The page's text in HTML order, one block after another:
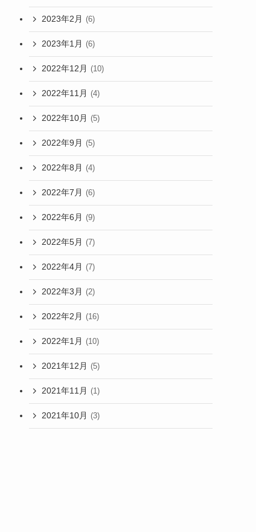
2023年2月 (6)
2023年1月 (6)
2022年12月 (10)
2022年11月 (4)
2022年10月 (5)
2022年9月 (5)
2022年8月 (4)
2022年7月 (6)
2022年6月 (9)
2022年5月 (7)
2022年4月 (7)
2022年3月 (2)
2022年2月 (16)
2022年1月 (10)
2021年12月 (5)
2021年11月 (1)
2021年10月 (3)